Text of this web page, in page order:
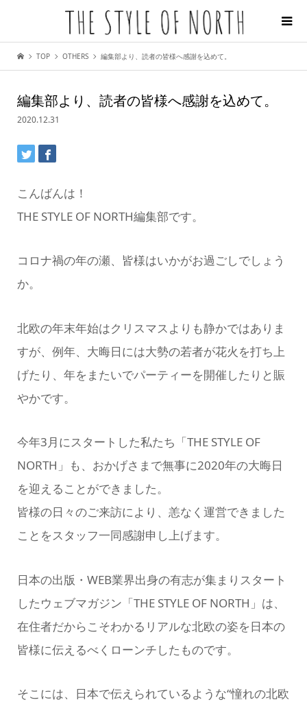
TOP OTHERS 編集部より、読者の皆様へ感謝を込めて。
編集部より、読者の皆様へ感謝を込めて。
2020.12.31
こんばんは！
THE STYLE OF NORTH編集部です。
コロナ禍の年の瀬、皆様はいかがお過ごしでしょう
か。
北欧の年末年始はクリスマスよりも静かではありま
すが、例年、大晦日には大勢の若者が花火を打ち上
げたり、年をまたいでパーティーを開催したりと賑
やかです。
今年3月にスタートした私たち「THE STYLE OF
NORTH」も、おかげさまで無事に2020年の大晦日
を迎えることができました。
皆様の日々のご来訪により、恙なく運営できました
ことをスタッフ一同感謝申し上げます。
日本の出版・WEB業界出身の有志が集まりスタート
したウェブマガジン「THE STYLE OF NORTH」は、
在住者だからこそわかるリアルな北欧の姿を日本の
皆様に伝えるべくローンチしたものです。
そこには、日本で伝えられているような“憧れの北欧